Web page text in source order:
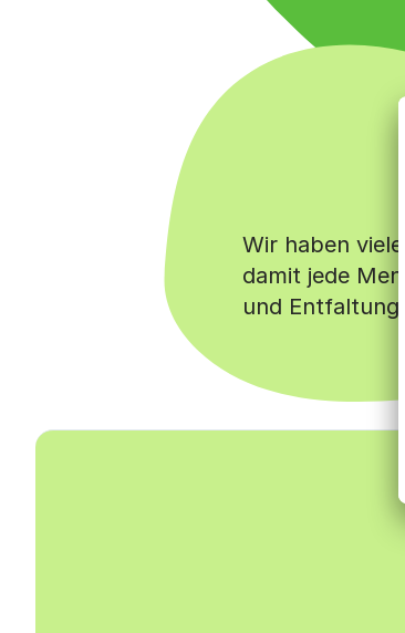
Wir haben
damit jede
und